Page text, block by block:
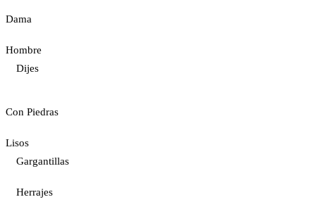
Dama
Hombre
Dijes
Con Piedras
Lisos
Gargantillas
Herrajes